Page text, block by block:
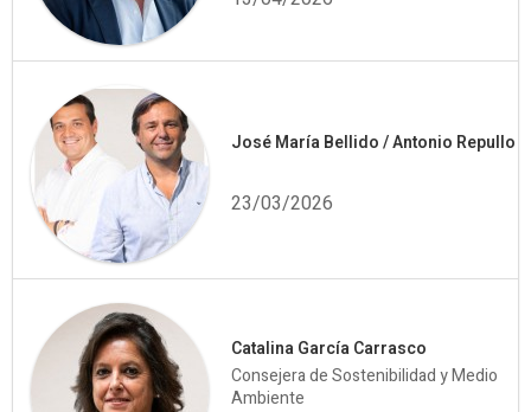
José María Bellido / Antonio Repullo
23/03/2026
Catalina García Carrasco
Consejera de Sostenibilidad y Medio
Ambiente